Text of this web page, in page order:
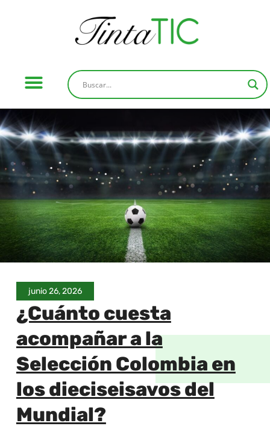
junio 26, 2026
¿Cuánto cuesta
acompañar a la
Selección Colombia en
los dieciseisavos del
Mundial?